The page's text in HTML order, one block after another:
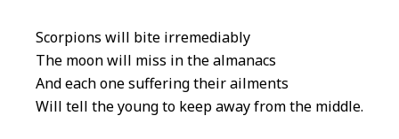
Scorpions will bite irremediably
The moon will miss in the almanacs
And each one suffering their ailments
Will tell the young to keep away from the middle.